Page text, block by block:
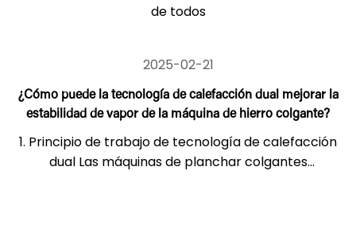
de todos
2025-02-21
¿Cómo puede la tecnología de calefacción dual mejorar la
estabilidad de vapor de la máquina de hierro colgante?
1. Principio de trabajo de tecnología de calefacción
dual Las máquinas de planchar colgantes